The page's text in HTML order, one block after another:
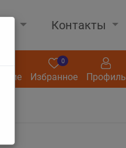
Контакты
Избранное
0
Профиль